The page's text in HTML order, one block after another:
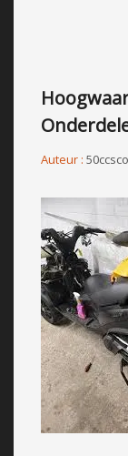
Auteur :